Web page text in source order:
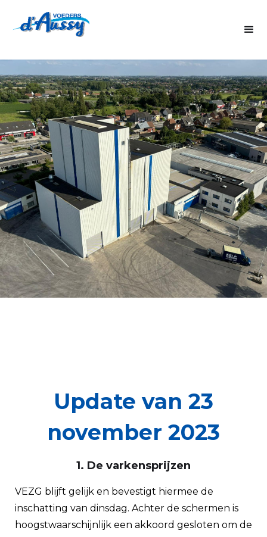
Update van 23
november 2023
1. De varkensprijzen
VEZG blijft gelijk en bevestigt hiermee de
inschatting van dinsdag. Achter de schermen is
hoogstwaarschijnlijk een akkoord gesloten om de